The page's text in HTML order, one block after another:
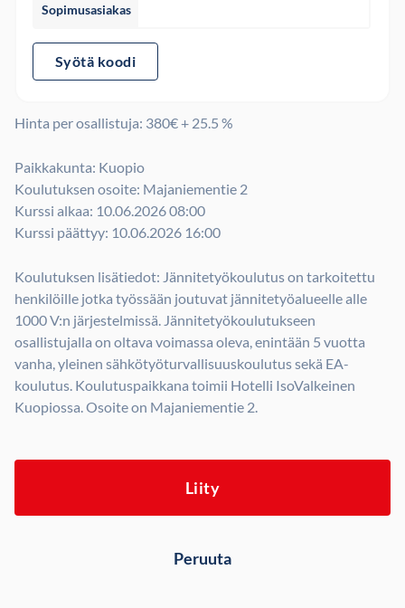
Sopimusasiakas
Syötä koodi
Hinta per osallistuja: 380€ + 25.5 %
Paikkakunta: Kuopio
Koulutuksen osoite: Majaniementie 2
Kurssi alkaa: 10.06.2026 08:00
Kurssi päättyy: 10.06.2026 16:00
Koulutuksen lisätiedot: Jännitetyökoulutus on tarkoitettu
henkilöille jotka työssään joutuvat jännitetyöalueelle alle
1000 V:n järjestelmissä. Jännitetyökoulutukseen
osallistujalla on oltava voimassa oleva, enintään 5 vuotta
vanha, yleinen sähkötyöturvallisuuskoulutus sekä EA-
koulutus. Koulutuspaikkana toimii Hotelli IsoValkeinen
Kuopiossa. Osoite on Majaniementie 2.
Peruuta
Liity